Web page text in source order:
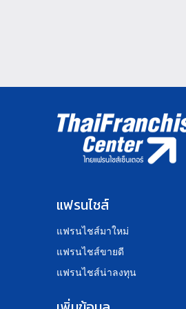
แฟรนไชส์
แฟรนไชส์มาใหม่
แฟรนไชส์ขายดี
แฟรนไชส์น่าลงทุน